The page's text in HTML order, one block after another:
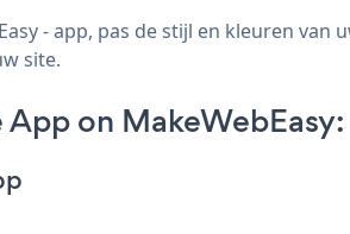
- app, pas de stijl en kleuren
site.
on MakeWebEasy: